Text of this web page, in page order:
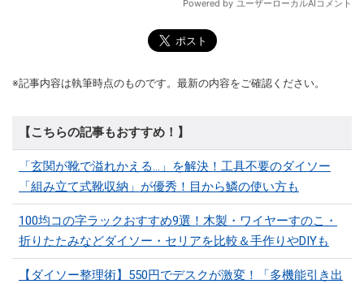
※記事内容は執筆時点のものです。最新の内容をご確認ください。
【こちらの記事もおすすめ！】
「玄関が靴で溢れかえる…」を解決！工具不要のダイソー
「組み立て式靴収納」が優秀！目から鱗の使い方も
100均コの字ラックおすすめ9選！木製・ワイヤーすのこ・
折りたたみなどダイソー・セリアを比較＆手作りやDIYも
【ダイソー整理術】550円でデスクが激変！「多機能引き出